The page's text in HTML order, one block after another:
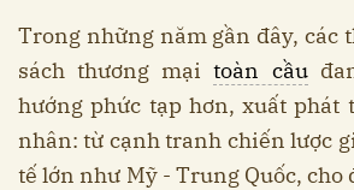
Trong những năm gần đây, các
sách thương mạitoàn cầu
hướng phức tạp hơn, xuất phát
nhân: từ cạnh tranh chiến lược
tế lớn như Mỹ - Trung Quốc, cho